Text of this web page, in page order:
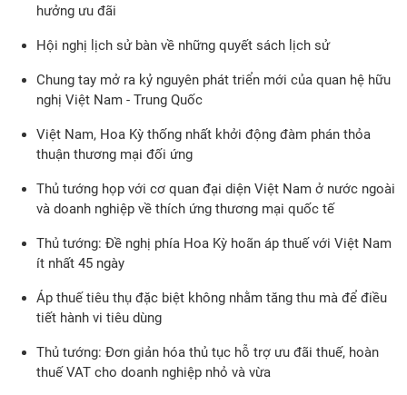
hưởng ưu đãi
Hội nghị lịch sử bàn về những quyết sách lịch sử
Chung tay mở ra kỷ nguyên phát triển mới của quan hệ hữu
nghị Việt Nam - Trung Quốc
Việt Nam, Hoa Kỳ thống nhất khởi động đàm phán thỏa
thuận thương mại đối ứng
Thủ tướng họp với cơ quan đại diện Việt Nam ở nước ngoài
và doanh nghiệp về thích ứng thương mại quốc tế
Thủ tướng: Đề nghị phía Hoa Kỳ hoãn áp thuế với Việt Nam
ít nhất 45 ngày
Áp thuế tiêu thụ đặc biệt không nhằm tăng thu mà để điều
tiết hành vi tiêu dùng
Thủ tướng: Đơn giản hóa thủ tục hỗ trợ ưu đãi thuế, hoàn
thuế VAT cho doanh nghiệp nhỏ và vừa